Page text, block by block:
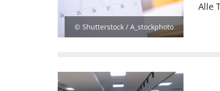
© Shutterstock / A_stockphoto
Alle